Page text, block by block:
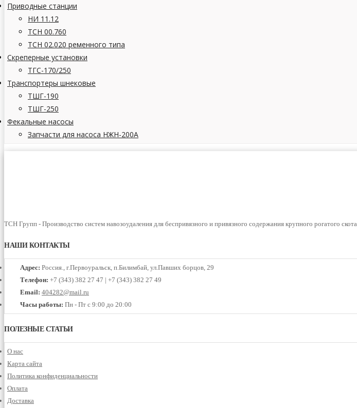
Приводные станции
НИ 11.12
ТСН 00.760
ТСН 02.020 ременного типа
Скреперные установки
ТГС-170/250
Транспортеры шнековые
ТШГ-190
ТШГ-250
Фекальные насосы
Запчасти для насоса НЖН-200А
ТСН Групп - Производство систем навозоудаления для беспривязного и привязного содержания крупного рогатого скота
НАШИ КОНТАКТЫ
Адрес: Россия., г.Первоуральск, п.Билимбай, ул.Павших борцов, 29
Телефон: +7 (343) 382 27 47 | +7 (343) 382 27 49
Email: 404282@mail.ru
Часы работы: Пн - Пт с 9:00 до 20:00
ПОЛЕЗНЫЕ СТАТЬИ
О нас
Карта сайта
Политика конфиденциальности
Оплата
Доставка